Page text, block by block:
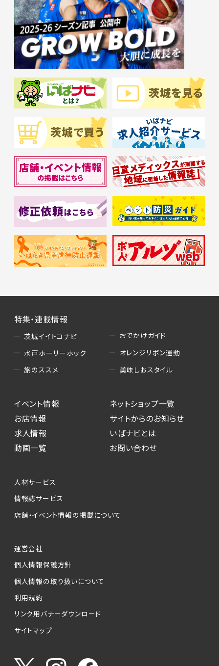
特集・連載情報
茨城イイトコナビ
水戸ホーリーホック
旅のススメ
おでかけガイド
オレンジリボン運動
美味しおスタイル
イベント情報
お店情報
求人情報
動画一覧
ネットショップ一覧
サイトからのお知らせ
いばナビとは
お問い合わせ
人材サービス
情報誌サービス
店舗・イベント情報の掲載について
運営会社
個人情報保護方針
個人情報の取り扱いについて
利用規約
リンク用バナーダウンロード
サイトマップ